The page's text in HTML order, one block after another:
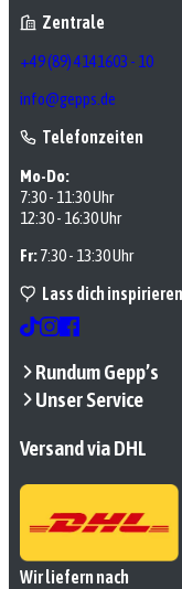
Zentrale
+49 (89) 4141603 - 10
info@gepps.de
Telefonzeiten
Mo-Do:
7:30 - 11:30 Uhr
12:30 - 16:30 Uhr
Fr:7:30 - 13:30 Uhr
Lass dich inspirieren
Rundum Gepp’s
Unser Service
Versand via DHL
Wir liefern nach